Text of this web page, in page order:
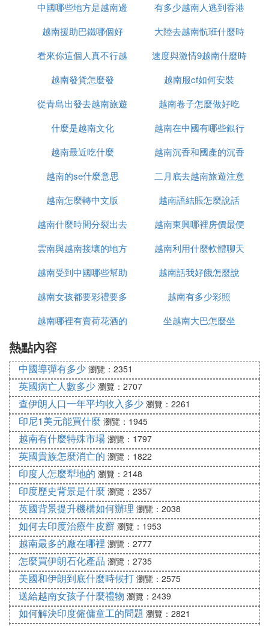
5. 接受請求、建議 143
6. 拒絕請求、建議 146
十、忠告 149
1. 提醒 149
3. 請求幫助 155
4. 吸引注意 158
6. 緩解緊張情緒 164
十一、態度 167
1. 同意、不同意 167
2. 贊成、反對 170
4. 不明白、不知道 176
5. 駁斥 179
7. 命令 185
8. 吵罵 188
9. 後悔 191
10. 和好 194
1. 乘火車 197
2. 乘公交車 200
3. 乘計程車 202
4. 乘飛機 204
5. 在機場 207
6. 問路 210
7. 租車 213
8. 交通標志 216
十三、在旅店 221
1. 在前台 221
2. 客房服務 226
3. 遇到困難 229
十四、外出 232
1. 游覽 232
2. 購物 235
3. 遇到麻煩 238
十五、用餐 241
1. 預訂 241
2. 在快餐廳 244
3. 吃飯 247
中國哪些地方是越南邊
境
有多少越南人逃到香港
越南援助巴鐵哪個好
大陸去越南骯班什麼時
候能正常
看來你這個人真不行越
南語怎麼說
速度與激情9越南什麼時
候上映
越南發貨怎麼發
越南服cf如何安裝
從青島出發去越南旅遊
怎麼辦
越南卷子怎麼做好吃
什麼是越南文化
越南在中國有哪些銀行
越南最近吃什麼
越南沉香和國產的沉香
什麼區別
越南的se什麼意思
二月底去越南旅遊注意
什麼
越南怎麼轉中文版
越南語結賬怎麼說話
越南什麼時間分裂出去
的
越南東興哪裡房價最便
宜
雲南與越南接壤的地方
有哪些
越南利用什麼軟體聊天
越南受到中國哪些幫助
越南話我好餓怎麼說
越南女孩都要彩禮要多
少錢
越南有多少彩照
越南哪裡有賣荷花酒的
坐越南大巴怎麼坐
熱點內容
中國導彈有多少 瀏覽：2351
英國病亡人數多少 瀏覽：2707
查伊朗人口一年平均收入多少 瀏覽：2261
印尼1美元能買什麼 瀏覽：1945
越南有什麼特殊市場 瀏覽：1797
英國貴族怎麼消亡的 瀏覽：1822
印度人怎麼犁地的 瀏覽：2148
印度歷史背景是什麼 瀏覽：2357
英國背景提升機構如何辦理 瀏覽：2038
如何去印度治療牛皮癬 瀏覽：1953
越南最多的廠在哪裡 瀏覽：2777
怎麼買伊朗石化產品 瀏覽：2735
美國和伊朗到底什麼時候打 瀏覽：2575
送給越南女孩子什麼禮物 瀏覽：2439
如何解決印度僱傭童工的問題 瀏覽：2821